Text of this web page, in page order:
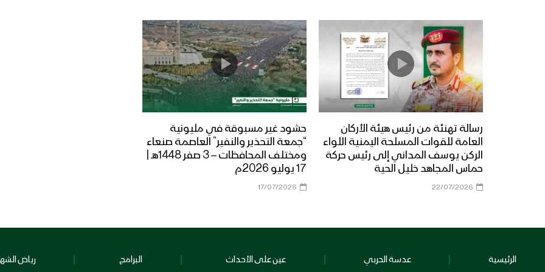
رسالة تهنئة من رئيس هيئة الأركان
العامة للقوات المسلحة اليمنية اللواء
الركن يوسف المداني إلى رئيس حركة
حماس المجاهد خليل الحية
22/07/2026
حشود غير مسبوقة في مليونية
“جمعة التحذير والنفير” العاصمة صنعاء
ومختلف المحافظات – 3 صفر 1448هـ |
17 يوليو 2026م
17/07/2026
الرئيسية عدسة الحربي عين على الأحداث البرامج رياض